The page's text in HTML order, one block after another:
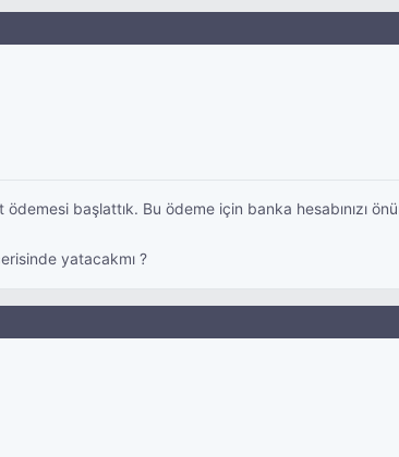
başlattık. Bu ödeme için banka hesabınızı
yatacakmı ?